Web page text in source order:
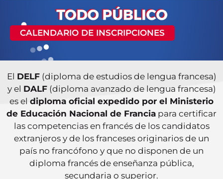
CALENDARIO DE INSCRIPCIONES
El DELF(diploma de estudios de lengua francesa)
y el DALF(diploma avanzado de lengua francesa)
es el diploma oficial expedido por el Ministerio
de Educación Nacional de Francia para certificar
las competencias en francés de los candidatos
extranjeros y de los franceses originarios de un
país no francófono y que no disponen de un
diploma francés de enseñanza pública,
secundaria o superior.